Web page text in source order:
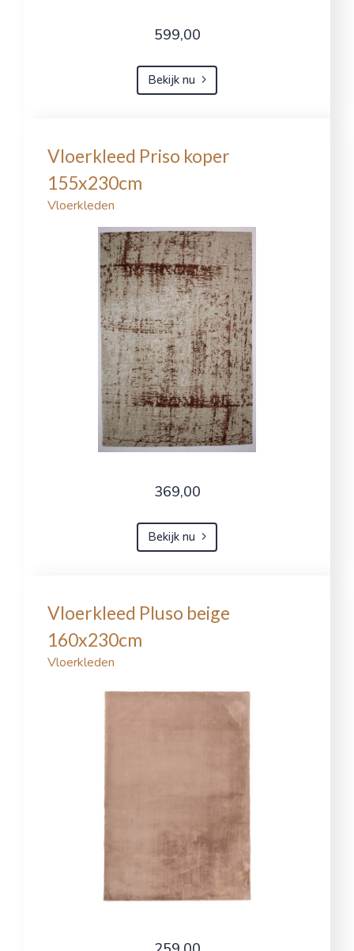
599,00
Bekijk nu
Vloerkleed Priso koper
155x230cm
Vloerkleden
369,00
Bekijk nu
Vloerkleed Pluso beige
160x230cm
Vloerkleden